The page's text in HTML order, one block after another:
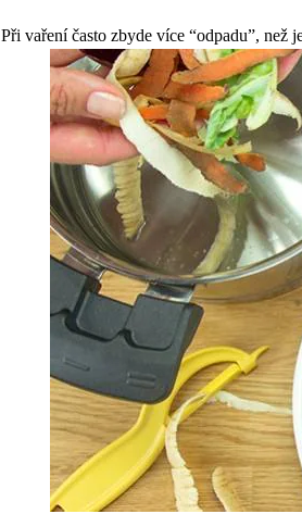
Při vaření často zbyde více “odpadu”, než